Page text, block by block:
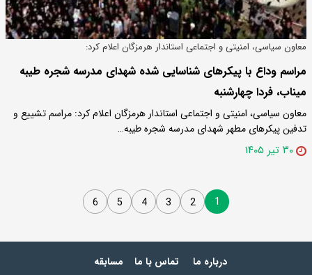
معاون سیاسی، امنیتی و اجتماعی استاندار هرمزگان اعلام کرد:
مراسم وداع با پیکرهای شناسایی شده شهدای مدرسه شجره طیبه
میناب، فردا چهارشنبه
معاون سیاسی، امنیتی و اجتماعی استاندار هرمزگان اعلام کرد: مراسم تشییع و
تدفین پیکرهای مطهر شهدای مدرسه شجره طیبه…
۳۰ تیر ۱۴۰۵
1
2
3
4
5
6
درباره ما تماس با ما مسابقه